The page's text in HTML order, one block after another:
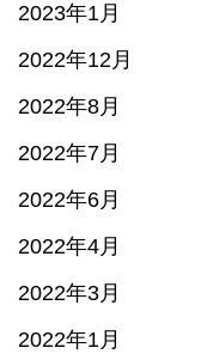
2023年1月
2022年12月
2022年8月
2022年7月
2022年6月
2022年4月
2022年3月
2022年1月